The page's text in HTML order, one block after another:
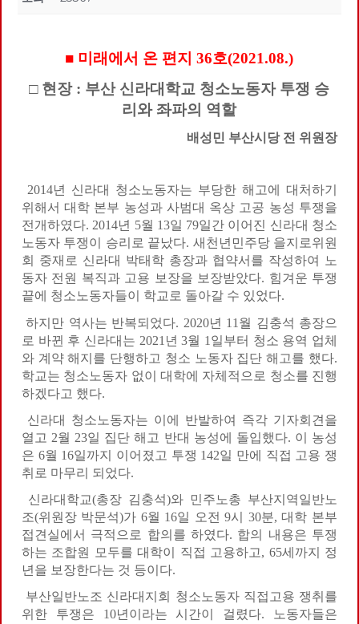
■ 미래에서 온 편지 36호(2021.08.)
□ 현장 : 부산 신라대학교 청소노동자 투쟁 승
리와 좌파의 역할
배성민 부산시당 전 위원장
2014년 신라대 청소노동자는 부당한 해고에 대처하기
위해서 대학 본부 농성과 사범대 옥상 고공 농성 투쟁을
전개하였다. 2014년 5월 13일 79일간 이어진 신라대 청소
노동자 투쟁이 승리로 끝났다. 새천년민주당 을지로위원
회 중재로 신라대 박태학 총장과 협약서를 작성하여 노
동자 전원 복직과 고용 보장을 보장받았다. 힘겨운 투쟁
끝에 청소노동자들이 학교로 돌아갈 수 있었다.
하지만 역사는 반복되었다. 2020년 11월 김충석 총장으
로 바뀐 후 신라대는 2021년 3월 1일부터 청소 용역 업체
와 계약 해지를 단행하고 청소 노동자 집단 해고를 했다.
학교는 청소노동자 없이 대학에 자체적으로 청소를 진행
하겠다고 했다.
신라대 청소노동자는 이에 반발하여 즉각 기자회견을
열고 2월 23일 집단 해고 반대 농성에 돌입했다. 이 농성
은 6월 16일까지 이어졌고 투쟁 142일 만에 직접 고용 쟁
취로 마무리 되었다.
신라대학교(총장 김충석)와 민주노총 부산지역일반노
조(위원장 박문석)가 6월 16일 오전 9시 30분, 대학 본부
접견실에서 극적으로 합의를 하였다. 합의 내용은 투쟁
하는 조합원 모두를 대학이 직접 고용하고, 65세까지 정
년을 보장한다는 것 등이다.
부산일반노조 신라대지회 청소노동자 직접고용 쟁취를
위한 투쟁은 10년이라는 시간이 걸렸다. 노동자들은